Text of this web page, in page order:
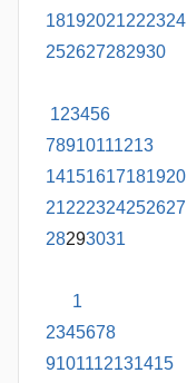
18192021222324
252627282930
123456
78910111213
14151617181920
21222324252627
28293031
1
2345678
9101112131415